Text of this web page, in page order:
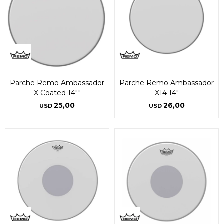
Parche Remo Ambassador
X Coated 14""
USD 25,00
Parche Remo Ambassador
X14 14"
USD 26,00